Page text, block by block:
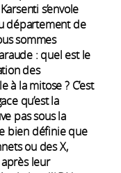
s’envole
département de
sommes
: quel est le
des
la mitose ? C’est
qu’est la
pas sous la
bien définie que
ou des X,
après leur